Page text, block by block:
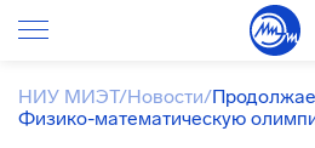
НИУ МИЭТ/Новости/
Физико-математическую